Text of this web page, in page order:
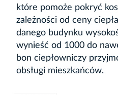
które pomoże pokryć
zależności od ceny
danego budynku
wynieść od 1000 do
bon ciepłowniczy
obsługi mieszkańców.